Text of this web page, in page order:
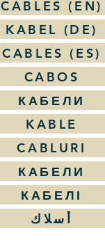
CABLES (EN)
KABEL (DE)
CABLES (ES)
CABOS
КАБЕЛИ
KABLE
CABLURI
КАБЕЛИ
КАБЕЛІ
أسلاك